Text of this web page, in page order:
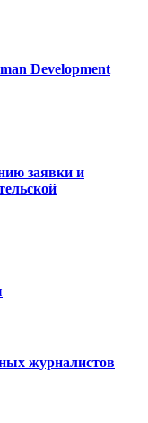
Development
заявки и
журналистов